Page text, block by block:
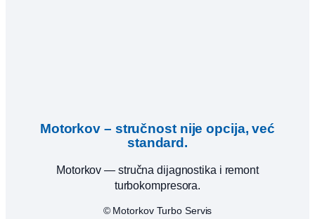
Motorkov – stručnost nije opcija, već
standard.
Motorkov — stručna dijagnostika i remont
turbokompresora.
© Motorkov Turbo Servis